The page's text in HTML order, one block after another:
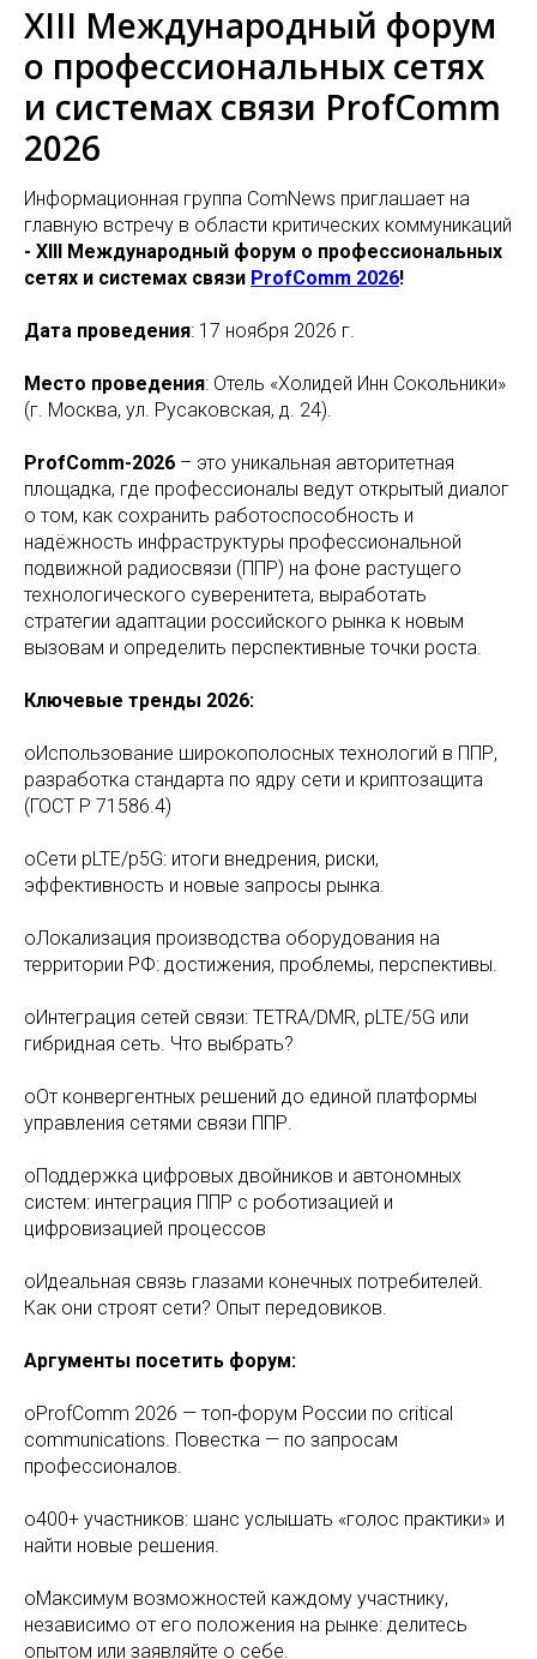
XIII Международный форум
о профессиональных сетях
и системах связи ProfComm
2026
Информационная группа ComNews приглашает на
главную встречу в области критических коммуникаций
- XIII Международный форум о профессиональных
сетях и системах связи ProfComm 2026!
Дата проведения: 17 ноября 2026 г.
Место проведения: Отель «Холидей Инн Сокольники»
(г. Москва, ул. Русаковская, д. 24).
ProfComm-2026 – это уникальная авторитетная
площадка, где профессионалы ведут открытый диалог
о том, как сохранить работоспособность и
надёжность инфраструктуры профессиональной
подвижной радиосвязи (ППР) на фоне растущего
технологического суверенитета, выработать
стратегии адаптации российского рынка к новым
вызовам и определить перспективные точки роста.
Ключевые тренды 2026:
oИспользование широкополосных технологий в ППР,
разработка стандарта по ядру сети и криптозащита
(ГОСТ Р 71586.4)
oСети pLTE/p5G: итоги внедрения, риски,
эффективность и новые запросы рынка.
oЛокализация производства оборудования на
территории РФ: достижения, проблемы, перспективы.
oИнтеграция сетей связи: TETRA/DMR, pLTE/5G или
гибридная сеть. Что выбрать?
oОт конвергентных решений до единой платформы
управления сетями связи ППР.
oПоддержка цифровых двойников и автономных
систем: интеграция ППР с роботизацией и
цифровизацией процессов
oИдеальная связь глазами конечных потребителей.
Как они строят сети? Опыт передовиков.
Аргументы посетить форум:
oProfComm 2026 — топ‑форум России по critical
communications. Повестка — по запросам
профессионалов.
o400+ участников: шанс услышать «голос практики» и
найти новые решения.
oМаксимум возможностей каждому участнику,
независимо от его положения на рынке: делитесь
опытом или заявляйте о себе.